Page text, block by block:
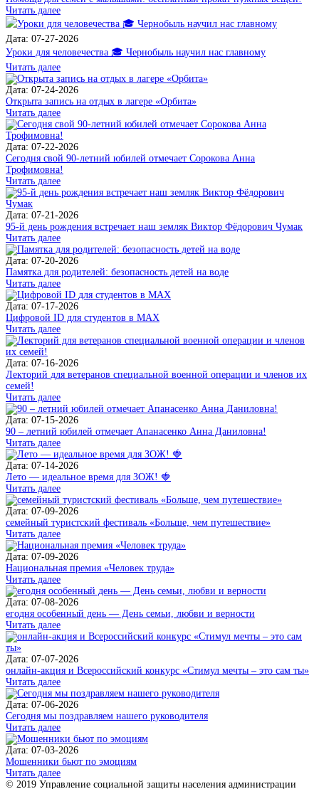
Читать далее
Дата: 07-27-2026
Уроки для человечества 🎓 Чернобыль научил нас главному
Читать далее
Дата: 07-24-2026
Открыта запись на отдых в лагере «Орбита»
Читать далее
Дата: 07-22-2026
Сегодня свой 90-летний юбилей отмечает Сорокова Анна
Трофимовна!
Читать далее
Дата: 07-21-2026
95-й день рождения встречает наш земляк Виктор Фёдорович Чумак
Читать далее
Дата: 07-20-2026
Памятка для родителей: безопасность детей на воде
Читать далее
Дата: 07-17-2026
Цифровой ID для студентов в MAX
Читать далее
Дата: 07-16-2026
Лекторий для ветеранов специальной военной операции и членов их
семей!
Читать далее
Дата: 07-15-2026
90 – летний юбилей отмечает Апанасенко Анна Даниловна!
Читать далее
Дата: 07-14-2026
Лето — идеальное время для ЗОЖ! 🍓
Читать далее
Дата: 07-09-2026
семейный туристский фестиваль «Больше, чем путешествие»
Читать далее
Дата: 07-09-2026
Национальная премия «Человек труда»
Читать далее
Дата: 07-08-2026
егодня особенный день — День семьи, любви и верности
Читать далее
Дата: 07-07-2026
онлайн-акция и Всероссийский конкурс «Стимул мечты – это сам ты»
Читать далее
Дата: 07-06-2026
Сегодня мы поздравляем нашего руководителя
Читать далее
Дата: 07-03-2026
Мошенники бьют по эмоциям
Читать далее
© 2019 Управление социальной защиты населения администрации